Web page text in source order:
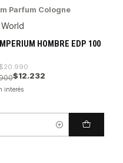
Parfum Cologne
HOMBRE EDP 100
$20.990
$12.232
interés